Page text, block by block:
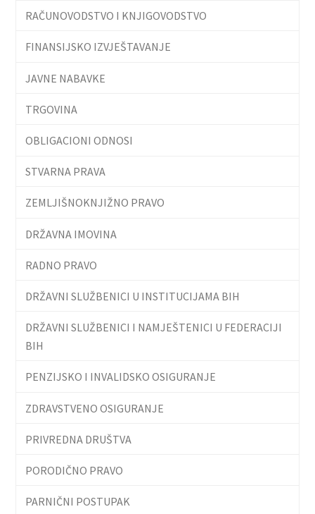
RAČUNOVODSTVO I KNJIGOVODSTVO
FINANSIJSKO IZVJEŠTAVANJE
JAVNE NABAVKE
TRGOVINA
OBLIGACIONI ODNOSI
STVARNA PRAVA
ZEMLJIŠNOKNJIŽNO PRAVO
DRŽAVNA IMOVINA
RADNO PRAVO
DRŽAVNI SLUŽBENICI U INSTITUCIJAMA BIH
DRŽAVNI SLUŽBENICI I NAMJEŠTENICI U FEDERACIJI
BIH
PENZIJSKO I INVALIDSKO OSIGURANJE
ZDRAVSTVENO OSIGURANJE
PRIVREDNA DRUŠTVA
PORODIČNO PRAVO
PARNIČNI POSTUPAK